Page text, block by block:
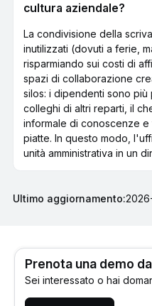
cultura aziendale?
La condivisione della
inutilizzati (dovuti a ferie,
risparmiando sui costi di
spazi di collaborazione
silos: i dipendenti sono
colleghi di altri reparti, il
informale di conoscenze
piatte. In questo modo,
unità amministrativa in un
Ultimo aggiornamento:
Prenota una demo
Sei interessato o hai